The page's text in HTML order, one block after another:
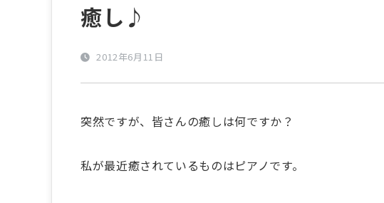
癒し♪
2012年6月11日
突然ですが、皆さんの癒しは何ですか？
私が最近癒されているものはピアノです。